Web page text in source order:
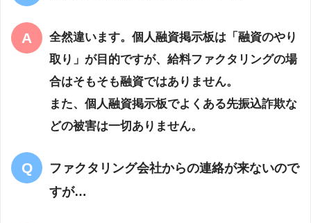
全然違います。個人融資掲示板は「融資のやり
取り」が目的ですが、給料ファクタリングの場
合はそもそも融資ではありません。
また、個人融資掲示板でよくある先振込詐欺な
どの被害は一切ありません。
ファクタリング会社からの連絡が来ないので
すが…